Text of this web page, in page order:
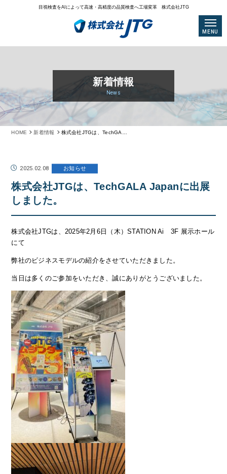
目視検査をAIによって高速・高精度の品質検査へ工場変革 株式会社JTG
新着情報
News
HOME 新着情報
2025.02.08 お知らせ
株式会社JTGは、TechGALA Japanに出展
しました。
株式会社JTGは、2025年2月6日（木）STATION Ai 3F 展示ホール
にて
弊社のビジネスモデルの紹介をさせていただきました。
当日は多くのご参加をいただき、誠にありがとうございました。
MENU